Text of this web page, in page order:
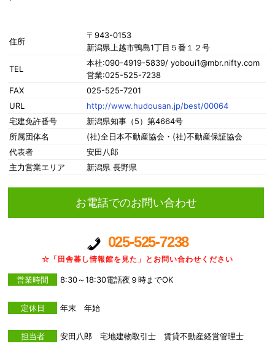
住所
〒943-0153
新潟県上越市鴨島1丁目５番１２号
TEL
本社:090-4919-5839/ yoboui1@mbr.nifty.com
営業:025-525-7238
FAX
025-525-7201
URL
http://www.hudousan.jp/best/00064
宅建免許番号
新潟県知事（5）第4664号
所属団体名
(社)全日本不動産協会・(社)不動産保証協会
代表者
安田八郎
主力営業エリア
新潟県 長野県
お電話でのお問い合わせ
025-525-7238
☆「田舎暮し情報館を見た」とお問い合わせください
営業時間 8:30～18:30電話夜９時までOK
定休日 年末 年始
担当者 安田八郎 宅地建物取引士 賃貸不動産経営管理士